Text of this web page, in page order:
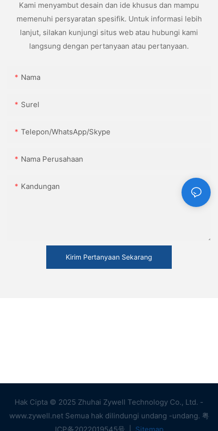
Kami menyambut desain dan ide khusus dan mampu
memenuhi persyaratan spesifik. Untuk informasi lebih
lanjut, silakan kunjungi situs web atau hubungi kami
langsung dengan pertanyaan atau pertanyaan.
Nama
Surel
Telepon/WhatsApp/Skype
Nama Perusahaan
Kandungan
Kirim Pertanyaan Sekarang
Hak Cipta © 2025 Zhuhai Zywell Technology Co., Ltd. -
www.zywell.net Semua hak dilindungi undang -undang. 粤
ICP备2022019545号
Sitemap